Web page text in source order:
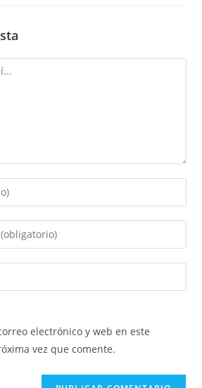
electrónico y web en este
vez que comente.